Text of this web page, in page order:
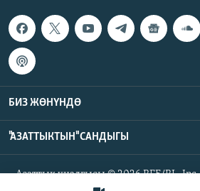
БИЗ ЖӨНҮНДӨ
"АЗАТТЫКТЫН" САНДЫГЫ
Азаттык үналгысы © 2026 RFE/RL,